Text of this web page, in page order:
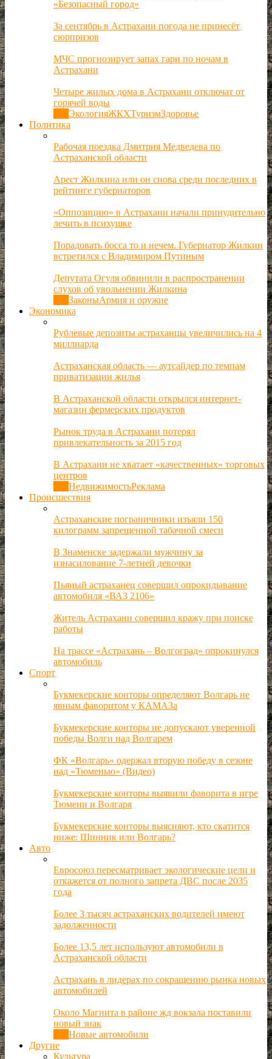
«Безопасный город»
За сентябрь в Астрахани погода не принесёт
сюрпризов
МЧС прогнозирует запах гари по ночам в
Астрахани
Четыре жилых дома в Астрахани отключат от
горячей воды
ЭкологияЖКХТуризмЗдоровье
Политика
Рабочая поездка Дмитрия Медведева по
Астраханской области
Арест Жилкина или он снова среди последних в
рейтинге губернаторов
«Оппозицию» в Астрахани начали принудительно
лечить в психушке
Порадовать босса то и нечем. Губернатор Жилкин
встретился с Владимиром Путиным
Депутата Огуля обвинили в распространении
слухов об увольнении Жилкина
ЗаконыАрмия и оружие
Экономика
Рублевые депозиты астраханцы увеличились на 4
миллиарда
Астраханская область — аутсайдер по темпам
приватизации жилья
В Астраханской области открылся интернет-
магазин фермерских продуктов
Рынок труда в Астрахани потерял
привлекательность за 2015 год
В Астрахани не хватает «качественных» торговых
центров
НедвижимостьРеклама
Происшествия
Астраханские пограничники изъяли 150
килограмм запрещенной табачной смеси
В Знаменске задержали мужчину за
изнасилование 7-летней девочки
Пьяный астраханец совершил опрокидывание
автомобиля «ВАЗ 2106»
Житель Астрахани совершил кражу при поиске
работы
На трассе «Астрахань – Волгоград» опрокинулся
автомобиль
Спорт
Букмекерские конторы определяют Волгарь не
явным фаворитом у КАМАЗа
Букмекерские конторы не допускают уверенной
победы Волги над Волгарем
ФК «Волгарь» одержал вторую победу в сезоне
над «Тюменью» (Видео)
Букмекерские конторы выявили фаворита в игре
Тюмени и Волгаря
Букмекерские конторы выясняют, кто скатится
ниже: Шинник или Волгарь?
Авто
Евросоюз пересматривает экологические цели и
откажется от полного запрета ДВС после 2035
года
Более 3 тысяч астраханских водителей имеют
задолженности
Более 13,5 лет используют автомобили в
Астраханской области
Астрахань в лидерах по сокращению рынка новых
автомобилей
Около Магнита в районе жд вокзала поставили
новый знак
Новые автомобили
Другие
Культура